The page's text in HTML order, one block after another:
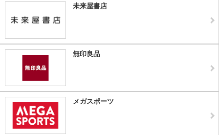
未来屋書店
無印良品
メガスポーツ